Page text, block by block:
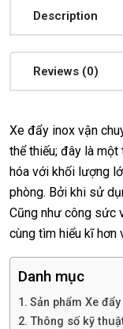
Description
Reviews (0)
Xe đẩy inox vận
thể thiếu; đây là
hóa với khối lượng
phòng. Bởi khi sử
Cũng như công sức
cùng tìm hiểu kĩ hơn
Danh mục
Sản phẩm Xe
Thông số kỹ